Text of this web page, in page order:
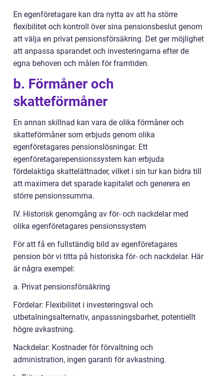
En egenföretagare kan dra nytta av att ha större
flexibilitet och kontroll över sina pensionsbeslut genom
att välja en privat pensionsförsäkring. Det ger möjlighet
att anpassa sparandet och investeringarna efter de
egna behoven och målen för framtiden.
b. Förmåner och
skatteförmåner
En annan skillnad kan vara de olika förmåner och
skatteförmåner som erbjuds genom olika
egenföretagares pensionslösningar. Ett
egenföretagarepensionssystem kan erbjuda
fördelaktiga skattelättnader, vilket i sin tur kan bidra till
att maximera det sparade kapitalet och generera en
större pensionssumma.
IV. Historisk genomgång av för- och nackdelar med
olika egenföretagares pensionssystem
För att få en fullständig bild av egenföretagares
pension bör vi titta på historiska för- och nackdelar. Här
är några exempel:
a. Privat pensionsförsäkring
Fördelar: Flexibilitet i investeringsval och
utbetalningsalternativ, anpassningsbarhet, potentiellt
högre avkastning.
Nackdelar: Kostnader för förvaltning och
administration, ingen garanti för avkastning.